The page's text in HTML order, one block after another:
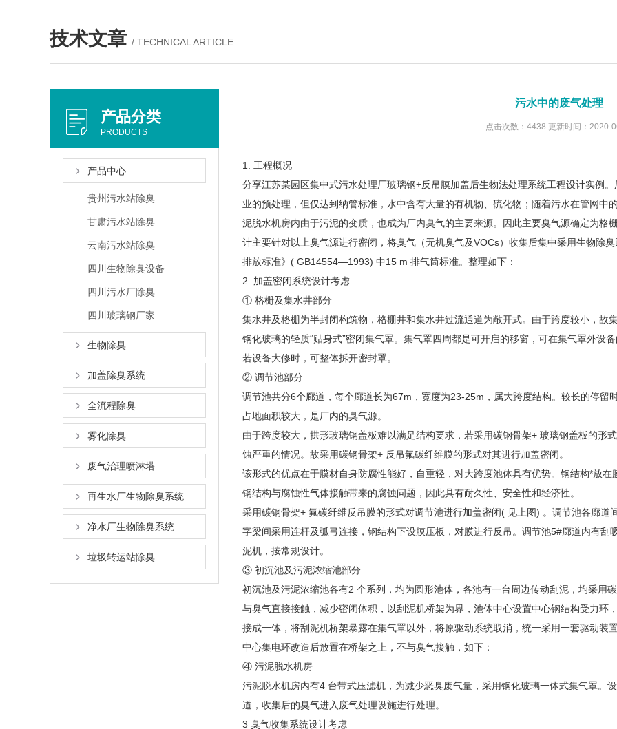
技术文章 / TECHNICAL ARTICLE
产品分类
PRODUCTS
产品中心
贵州污水站除臭
甘肃污水站除臭
云南污水站除臭
四川生物除臭设备
四川污水厂除臭
四川玻璃钢厂家
生物除臭
加盖除臭系统
全流程除臭
雾化除臭
废气治理喷淋塔
再生水厂生物除臭系统
净水厂生物除臭系统
垃圾转运站除臭
污水中的废气处理
点击次数：4438 更新时间：2020-
1. 工程概况
分享江苏某园区集中式污水处理厂玻璃钢+反吊膜加盖后生物法处理系统工程设计实例
业的预处理，但仅达到纳管标准，水中含有大量的有机物、硫化物；随着污水在管网
泥脱水机房内由于污泥的变质，也成为厂内臭气的主要来源。因此主要臭气源确定为格
计主要针对以上臭气源进行密闭，将臭气（无机臭气及VOCs）收集后集中采用生物除
排放标准》( GB14554—1993) 中15 m 排气筒标准。整理如下：
2. 加盖密闭系统设计考虑
① 格栅及集水井部分
集水井及格栅为半封闭构筑物，格栅井和集水井过流通道为敞开式。由于跨度较小，故
钢化玻璃的轻质“贴身式”密闭集气罩。集气罩四周都是可开启的移窗，可在集气罩外设
若设备大修时，可整体拆开密封罩。
② 调节池部分
调节池共分6个廊道，每个廊道长为67m，宽度为23-25m，属大跨度结构。较长的停留
占地面积较大，是厂内的臭气源。
由于跨度较大，拱形玻璃钢盖板难以满足结构要求，若采用碳钢骨架+ 玻璃钢盖板的形
蚀严重的情况。故采用碳钢骨架+ 反吊氟碳纤维膜的形式对其进行加盖密闭。
该形式的优点在于膜材自身防腐性能好，自重轻，对大跨度池体具有优势。钢结构*放
钢结构与腐蚀性气体接触带来的腐蚀问题，因此具有耐久性、安全性和经济性。
采用碳钢骨架+ 氟碳纤维反吊膜的形式对调节池进行加盖密闭( 见上图) 。调节池各廊
字梁间采用连杆及弧弓连接，钢结构下设膜压板，对膜进行反吊。调节池5#廊道内有
泥机，按常规设计。
③ 初沉池及污泥浓缩池部分
初沉池及污泥浓缩池各有2 个系列，均为圆形池体，各池有一台周边传动刮泥，均采用
与臭气直接接触，减少密闭体积，以刮泥机桥架为界，池体中心设置中心钢结构受力环
接成一体，将刮泥机桥架暴露在集气罩以外，将原驱动系统取消，统一采用一套驱动装
中心集电环改造后放置在桥架之上，不与臭气接触，如下：
④ 污泥脱水机房
污泥脱水机房内有4 台带式压滤机，为减少恶臭废气量，采用钢化玻璃一体式集气罩。
道，收集后的臭气进入废气处理设施进行处理。
3 臭气收集系统设计考虑